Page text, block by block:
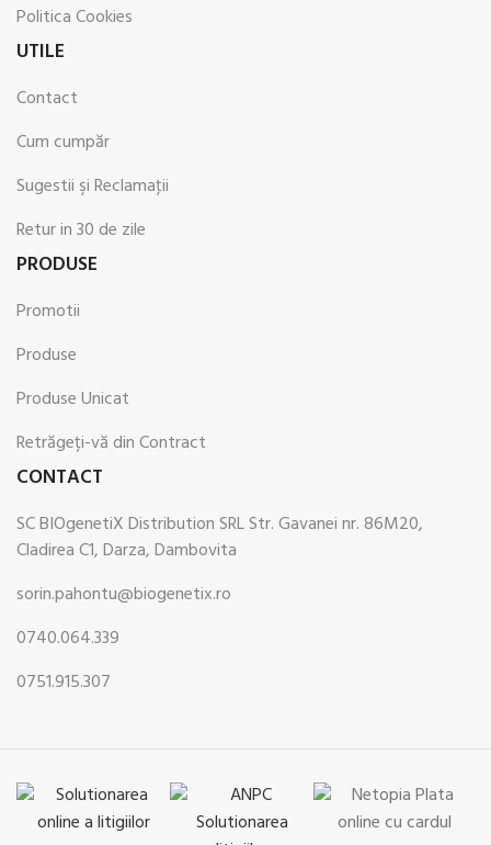
Politica Cookies
UTILE
Contact
Cum cumpăr
Sugestii şi Reclamaţii
Retur in 30 de zile
PRODUSE
Promotii
Produse
Produse Unicat
Retrăgeți-vă din Contract
CONTACT
SC BIOgenetiX Distribution SRL Str. Gavanei nr. 86M20,
Cladirea C1, Darza, Dambovita
sorin.pahontu@biogenetix.ro
0740.064.339
0751.915.307